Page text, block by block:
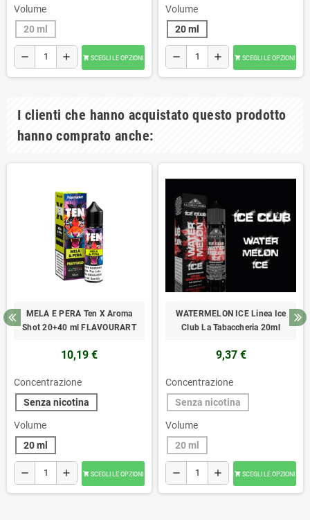
Volume
20 ml
remove add  SCEGLI LE OPZIONI
Volume
20 ml
remove add  SCEGLI LE OPZIONI
I clienti che hanno acquistato questo prodotto
hanno comprato anche:
MELA E PERA Ten X Aroma
Shot 20+40 ml FLAVOURART
10,19 €
Concentrazione
Senza nicotina
Volume
20 ml
remove add  SCEGLI LE OPZIONI
WATERMELON ICE Linea Ice
Club La Tabaccheria 20ml
9,37 €
Concentrazione
Senza nicotina
Volume
20 ml
remove add  SCEGLI LE OPZIONI